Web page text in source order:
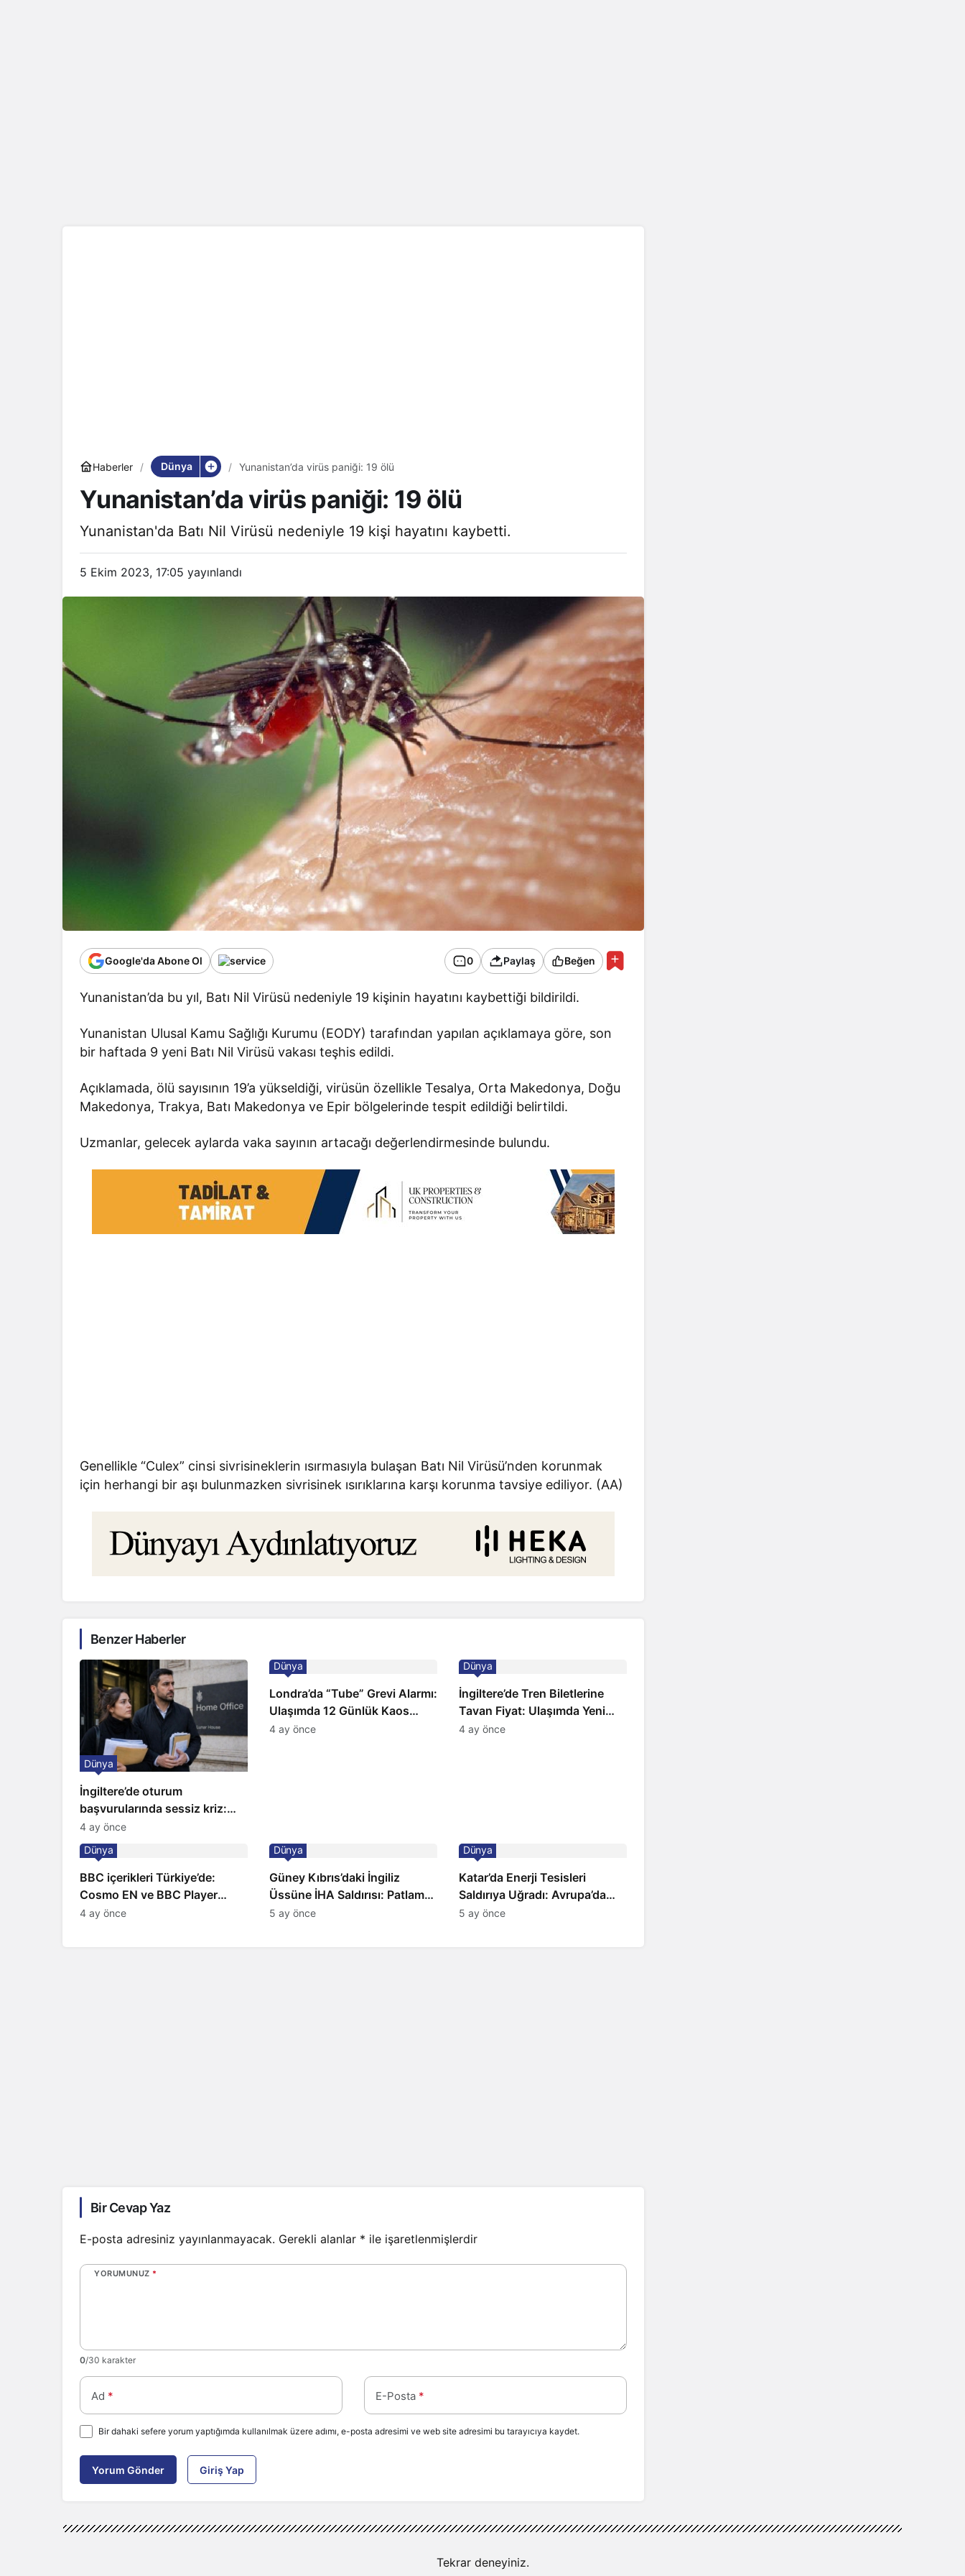
Haberler Dünya Yunanistan’da virüs paniği: 19 ölü
Yunanistan’da virüs paniği: 19 ölü
Yunanistan'da Batı Nil Virüsü nedeniyle 19 kişi hayatını kaybetti.
5 Ekim 2023, 17:05 yayınlandı
Google'da Abone Ol 0 Paylaş Beğen
Yunanistan’da bu yıl, Batı Nil Virüsü nedeniyle 19 kişinin hayatını kaybettiği bildirildi.
Yunanistan Ulusal Kamu Sağlığı Kurumu (EODY) tarafından yapılan açıklamaya göre, son
bir haftada 9 yeni Batı Nil Virüsü vakası teşhis edildi.
Açıklamada, ölü sayısının 19’a yükseldiği, virüsün özellikle Tesalya, Orta Makedonya, Doğu
Makedonya, Trakya, Batı Makedonya ve Epir bölgelerinde tespit edildiği belirtildi.
Uzmanlar, gelecek aylarda vaka sayının artacağı değerlendirmesinde bulundu.
Genellikle “Culex” cinsi sivrisineklerin ısırmasıyla bulaşan Batı Nil Virüsü’nden korunmak
için herhangi bir aşı bulunmazken sivrisinek ısırıklarına karşı korunma tavsiye ediliyor. (AA)
Benzer Haberler
İngiltere’de oturum
başvurularında sessiz kriz:
Büyükelçilikten açıklama!
Dünya
4 ay önce
Londra’da “Tube” Grevi Alarmı:
Ulaşımda 12 Günlük Kaos
Kapıda
Dünya
4 ay önce
İngiltere’de Tren Biletlerine
Tavan Fiyat: Ulaşımda Yeni
Düzenleme
Dünya
4 ay önce
BBC içerikleri Türkiye’de:
Cosmo EN ve BBC Player
yayında
Dünya
4 ay önce
Güney Kıbrıs’daki İngiliz
Üssüne İHA Saldırısı: Patlama,
Sirenler ve Alarm Durumu
Dünya
5 ay önce
Katar’da Enerji Tesisleri
Saldırıya Uğradı: Avrupa’da
Doğalgaz Fiyatlarında Sert
Dünya
5 ay önce
Bir Cevap Yaz
E-posta adresiniz yayınlanmayacak. Gerekli alanlar * ile işaretlenmişlerdir
YORUMUNUZ *
0/30 karakter
Ad * E-Posta *
Bir dahaki sefere yorum yaptığımda kullanılmak üzere adımı, e-posta adresimi ve web site adresimi bu tarayıcıya kaydet.
Yorum Gönder Giriş Yap
Tekrar deneyiniz.